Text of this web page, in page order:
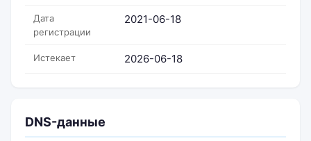
Дата
регистрации
2021-06-18
Истекает 2026-06-18
DNS-данные